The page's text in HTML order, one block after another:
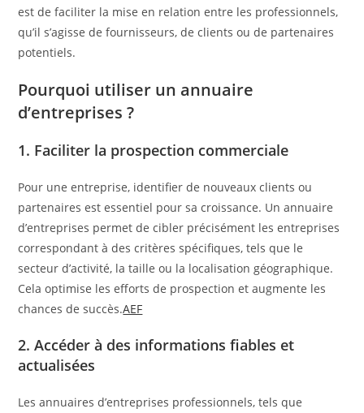
est de faciliter la mise en relation entre les professionnels,
qu’il s’agisse de fournisseurs, de clients ou de partenaires
potentiels.​
Pourquoi utiliser un annuaire
d’entreprises ?
1. Faciliter la prospection commerciale
Pour une entreprise, identifier de nouveaux clients ou
partenaires est essentiel pour sa croissance. Un annuaire
d’entreprises permet de cibler précisément les entreprises
correspondant à des critères spécifiques, tels que le
secteur d’activité, la taille ou la localisation géographique.
Cela optimise les efforts de prospection et augmente les
chances de succès.​AEF
2. Accéder à des informations fiables et
actualisées
Les annuaires d’entreprises professionnels, tels que